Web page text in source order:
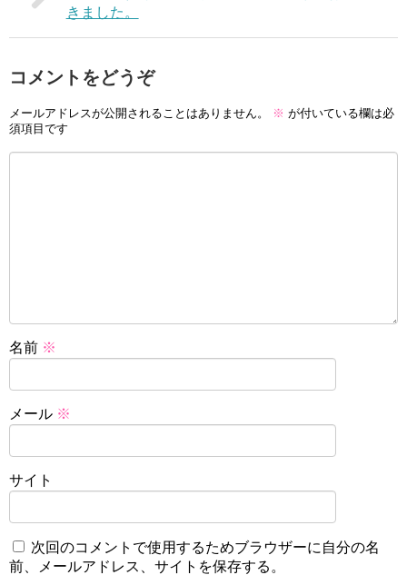
きました。
コメントをどうぞ
メールアドレスが公開されることはありません。 ※ が付いている欄は必
須項目です
名前 ※
メール ※
サイト
次回のコメントで使用するためブラウザーに自分の名
前、メールアドレス、サイトを保存する。